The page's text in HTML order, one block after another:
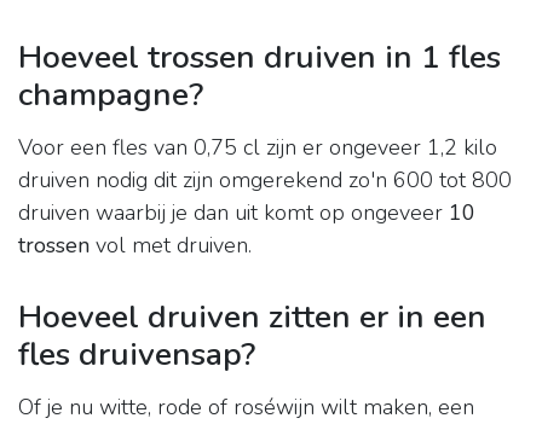
Hoeveel trossen druiven in 1 fles
champagne?
Voor een fles van 0,75 cl zijn er ongeveer 1,2 kilo
druiven nodig dit zijn omgerekend zo'n 600 tot 800
druiven waarbij je dan uit komt op ongeveer 10
trossen vol met druiven.
Hoeveel druiven zitten er in een
fles druivensap?
Of je nu witte, rode of roséwijn wilt maken, een